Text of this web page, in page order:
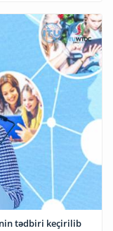
tədbiri keçirilib